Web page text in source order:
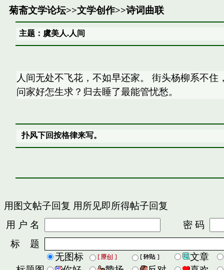
菊斋文学论坛>>文学创作>>诗词曲联
主题：虞美人.人间
人间无处不飞花，不如早还家。 街头杨柳系不
问家好怎生求？归去睡了最能管忧愁。
扑风下回按格律来写。
用图文帖子回复 用所见即所得帖子回复
用 户 名
密 码
标 题
无图标
文章